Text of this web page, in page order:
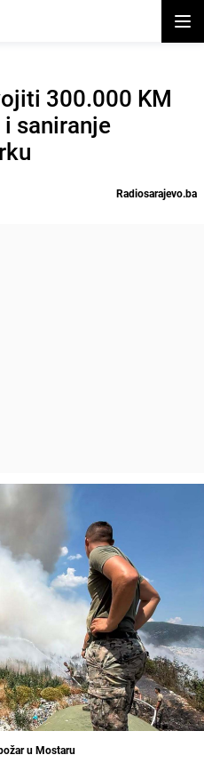
300.000 KM
saniranje
Radiosarajevo.ba
u Mostaru